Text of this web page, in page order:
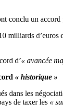
conclu un
milliards
d’« avancée
« historique »
dans les
de taxer les «